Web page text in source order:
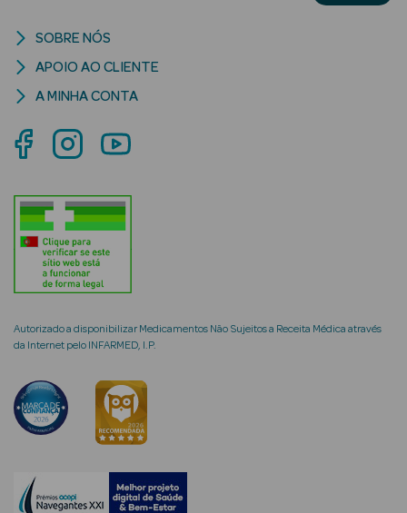
Solares Bebé e
Criança
Rosto e
Ver Tudo
Cosmética
Hidratantes
Séruns Faciais
Creme de Olhos
envelhecimento
Autorizado a disponibilizar Medicamentos Não Sujeitos a Receita Médica através
da Internet pelo INFARMED, I.P.
SOBRE NÓS
APOIO AO CLIENTE
A MINHA CONTA